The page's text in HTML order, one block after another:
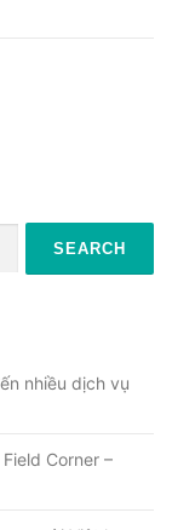
nhiều dịch vụ
Corner –